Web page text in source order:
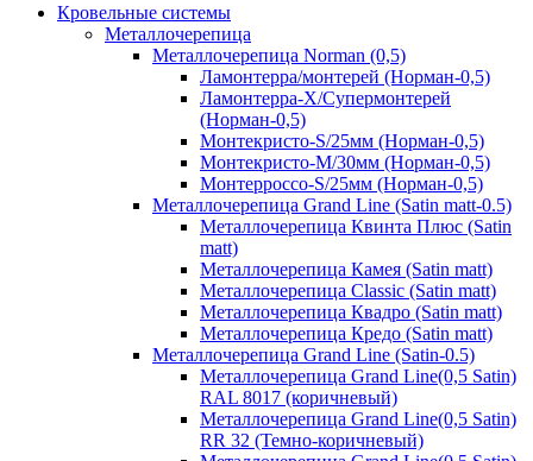
Кровельные системы
Металлочерепица
Металлочерепица Norman (0,5)
Ламонтерра/монтерей (Норман-0,5)
Ламонтерра-Х/Супермонтерей
(Норман-0,5)
Монтекристо-S/25мм (Норман-0,5)
Монтекристо-M/30мм (Норман-0,5)
Монтерроссо-S/25мм (Норман-0,5)
Металлочерепица Grand Line (Satin matt-0.5)
Металлочерепица Квинта Плюс (Satin
matt)
Металлочерепица Камея (Satin matt)
Металлочерепица Classic (Satin matt)
Металлочерепица Квадро (Satin matt)
Металлочерепица Кредо (Satin matt)
Металлочерепица Grand Line (Satin-0.5)
Металлочерепица Grand Line(0,5 Satin)
RAL 8017 (коричневый)
Металлочерепица Grand Line(0,5 Satin)
RR 32 (Темно-коричневый)